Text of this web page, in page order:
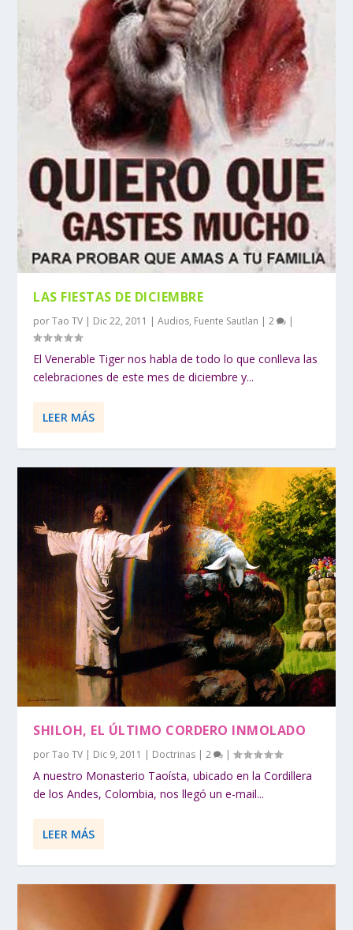
LAS FIESTAS DE DICIEMBRE
porTao TV | Dic 22, 2011 |Audios, Fuente Sautlan |2 |
El Venerable Tiger nos habla de todo lo que conlleva las
celebraciones de este mes de diciembre y...
LEER MÁS
SHILOH, EL ÚLTIMO CORDERO INMOLADO
porTao TV | Dic 9, 2011 | Doctrinas |2 |
A nuestro Monasterio Taoísta, ubicado en la Cordillera
de los Andes, Colombia, nos llegó un e-mail...
LEER MÁS